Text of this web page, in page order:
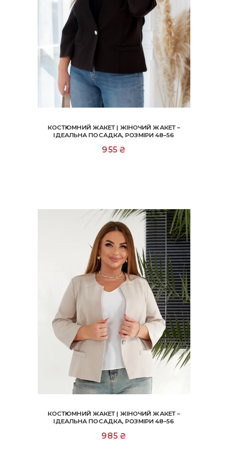
КОСТЮМНИЙ ЖАКЕТ | ЖІНОЧИЙ ЖАКЕТ –
ІДЕАЛЬНА ПОСАДКА, РОЗМІРИ 48–56
955 ₴
вибрати
на
сторінці
товару
КОСТЮМНИЙ ЖАКЕТ | ЖІНОЧИЙ ЖАКЕТ –
ІДЕАЛЬНА ПОСАДКА, РОЗМІРИ 48–56
985 ₴